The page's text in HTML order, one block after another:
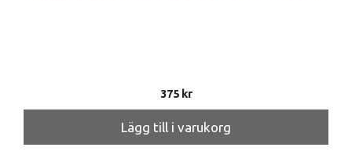
375 kr
Lägg till i varukorg